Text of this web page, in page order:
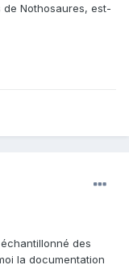
Nothosaures, est-
des
la documentation